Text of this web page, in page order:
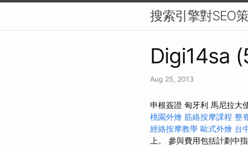
搜索引擎對SEO
Digi14sa
Aug 25, 2013
申根簽證 匈牙利 馬尼拉大
桃園外燴 筋絡按摩課程 整
經絡按摩教學 歐式外燴 台
上。 參與費用包括計劃中